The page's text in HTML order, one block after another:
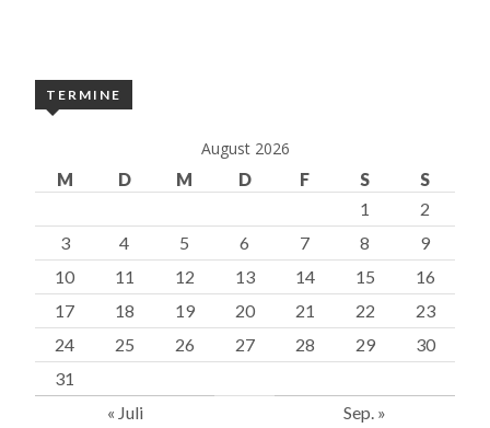
TERMINE
August 2026
M
D M D F S
S
1
2
3
4 5 6 7 8
9
10
11 12 13 14 15
16
17
18 19 20 21 22
23
24
25 26 27 28 29
30
31
« Juli
Sep. »